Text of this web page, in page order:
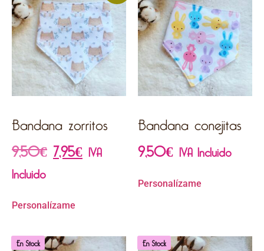
Bandana zorritos
9,50€ 7,95€ IVA
Incluido
Personalízame
Bandana conejitas
9,50€ IVA Incluido
Personalízame
En Stock En Stock